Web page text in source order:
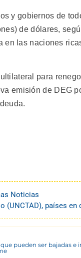
y gobiernos de
de dólares,
en las naciones
para
emisión de DEG
Noticias
(UNCTAD), países en
pueden ser bajadas e